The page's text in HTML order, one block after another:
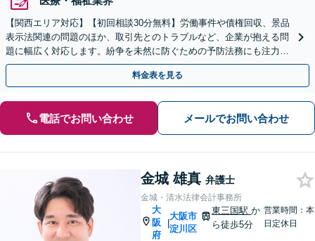
【関西エリア対応】【初回相談30分無料】労働事件や債権回収、景品
表示法関連の問題のほか、取引先とのトラブルなど、企業が抱える問
題に幅広く対応します。紛争を未然に防ぐための予防法務にも注力
【夜間・休日相談可】顧問契約の実績豊富【Web相談可】
料金表を見る
電話でお問い合わせ メールでお問い合わせ
金城 雄真 弁護士
金城・清水法律会計事務所
大
阪
府
|
大阪市
淀川区
東三国駅か
ら徒歩5分
営業時間：本
日定休日